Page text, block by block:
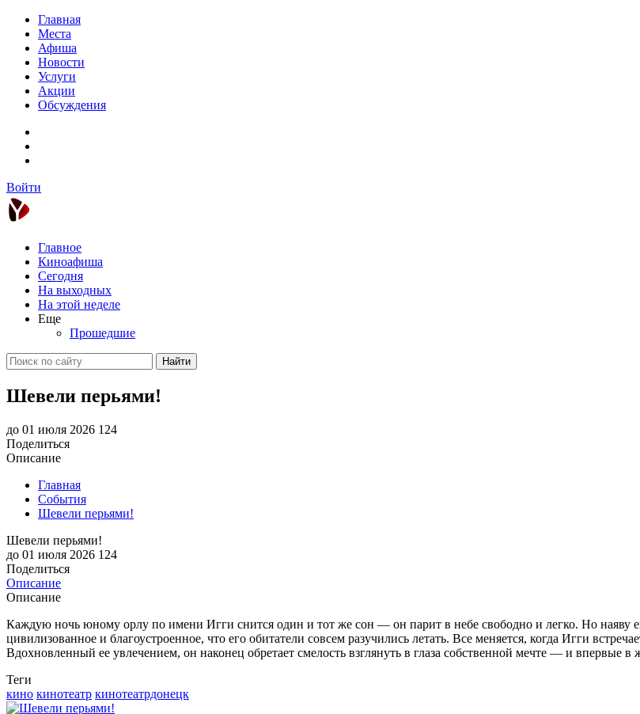
Главная
Места
Афиша
Новости
Услуги
Акции
Обсуждения
Войти
Главное
Киноафиша
Сегодня
На выходных
На этой неделе
Еще
Прошедшие
Найти
Шевели перьями!
до 01 июля 2026 124
Поделиться
Описание
Главная
События
Шевели перьями!
Шевели перьями!
до 01 июля 2026 124
Поделиться
Описание
Описание
Каждую ночь юному орлу по имени Игги снится один и тот же сон — он парит в небе свободно и легко. Но наяву
цивилизованное и благоустроенное, что его обитатели совсем разучились летать. Все меняется, когда Игги
Вдохновленный ее увлечением, он наконец обретает смелость взглянуть в глаза собственной мечте — и впервые в
Теги
кино кинотеатр кинотеатрдонецк